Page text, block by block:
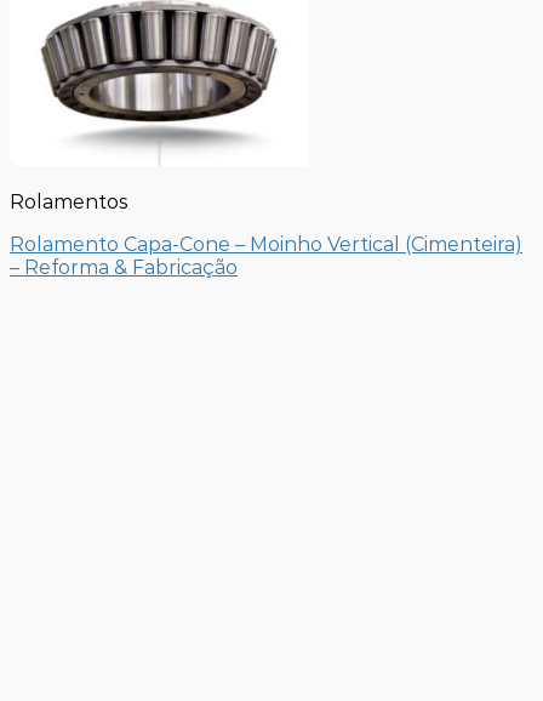
Rolamentos
Rolamento Capa-Cone – Moinho Vertical (Cimenteira)
– Reforma & Fabricação